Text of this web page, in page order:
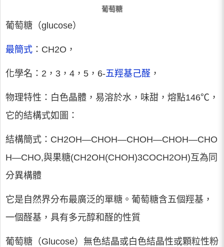
葡萄糖
葡萄糖（glucose）
最簡式 ：CH2O，
化學名：2，3，4，5，6-五羥基己醛 ，
物理特性：白色晶體，易溶於水，味甜，熔點146℃，
它的結構式如圖：
結構簡式：CH2OH—CHOH—CHOH—CHOH—CHO
H—CHO,與果糖(CH2OH(CHOH)3COCH2OH)互為同
分異構體
它是自然界分布最廣泛的單糖。葡萄糖含五個羥基，
一個醛基，具有多元醇和醛的性質
葡萄糖（Glucose）無色結晶或白色結晶性或顆粒性粉